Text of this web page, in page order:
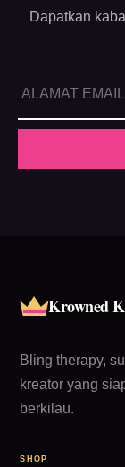
Dapatkan
Krowned
Bling therapy,
kreator yang
berkilau.
SHOP